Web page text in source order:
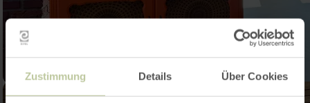
Zustimmung Details Über Cookies